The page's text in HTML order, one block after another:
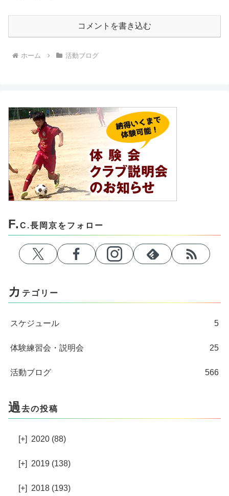
コメントを書き込む
ホーム 活動ブログ
F. C.長岡京をフォロー
カ テゴリー
スケジュール 5
体験練習会・説明会 25
活動ブログ 566
過 去の投稿
[+] 2020 (88)
[+] 2019 (138)
[+] 2018 (193)